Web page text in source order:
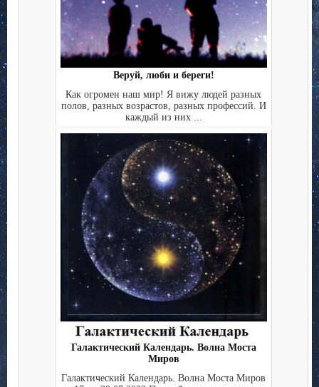
Веруй, люби и береги!
Как огромен наш мир! Я вижу людей разных
полов, разных возрастов, разных профессий. И
каждый из них ...
Галактический Календарь. Волна Моста
Миров
Галактический Календарь. Волна Моста Миров